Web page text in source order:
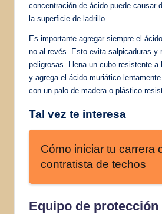
concentración de ácido puede causar
la superficie de ladrillo.
Es importante agregar siempre el
no al revés. Esto evita salpicaduras y
peligrosas. Llena un cubo resistente a
y agrega el ácido muriático
con un palo de madera o plástico
Tal vez te interesa
Cómo iniciar tu carrera
contratista de techos
Equipo de protección